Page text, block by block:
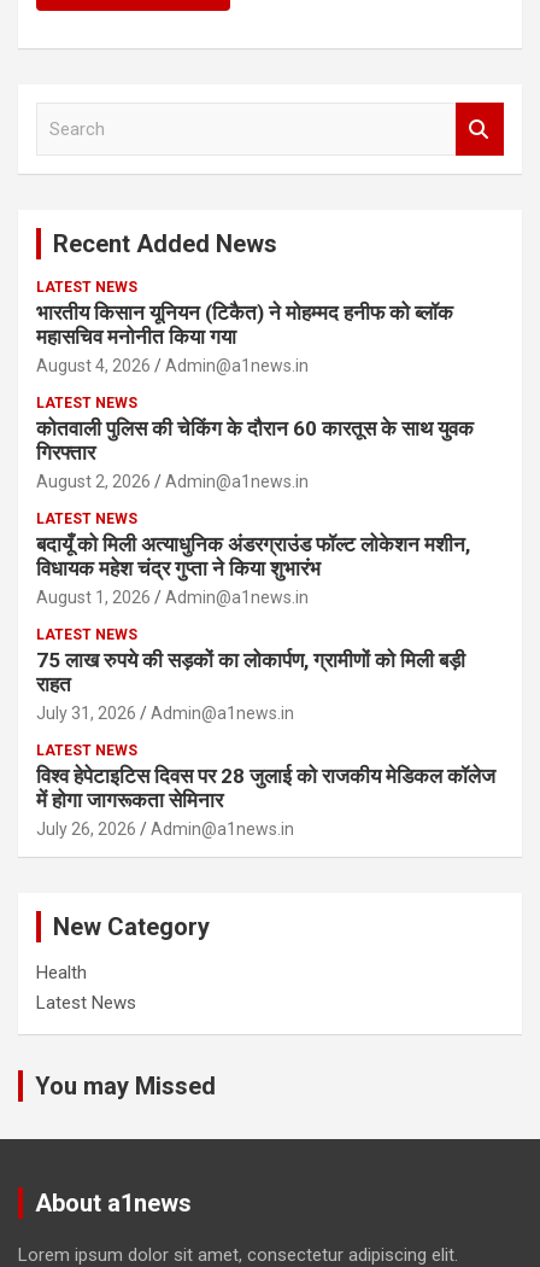
Recent Added News
LATEST NEWS
भारतीय किसान यूनियन (टिकैत) ने मोहम्मद हनीफ को ब्लॉक
महासचिव मनोनीत किया गया
August 4, 2026 Admin@a1news.in
LATEST NEWS
कोतवाली पुलिस की चेकिंग के दौरान 60 कारतूस के साथ युवक
गिरफ्तार
August 2, 2026 Admin@a1news.in
LATEST NEWS
बदायूँ को मिली अत्याधुनिक अंडरग्राउंड फॉल्ट लोकेशन मशीन,
विधायक महेश चंद्र गुप्ता ने किया शुभारंभ
August 1, 2026 Admin@a1news.in
LATEST NEWS
75 लाख रुपये की सड़कों का लोकार्पण, ग्रामीणों को मिली बड़ी
राहत
July 31, 2026 Admin@a1news.in
LATEST NEWS
विश्व हेपेटाइटिस दिवस पर 28 जुलाई को राजकीय मेडिकल कॉलेज
में होगा जागरूकता सेमिनार
July 26, 2026 Admin@a1news.in
New Category
Health
Latest News
You may Missed
About a1news
Lorem ipsum dolor sit amet, consectetur adipiscing elit.